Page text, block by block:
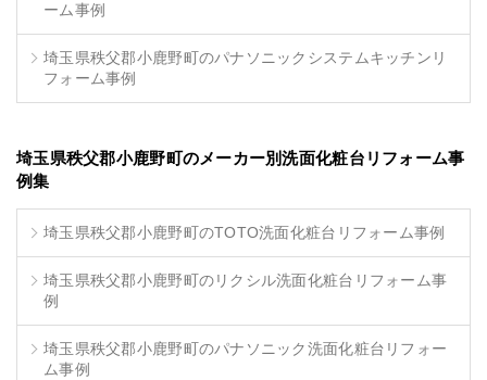
ーム事例
埼玉県秩父郡小鹿野町のパナソニックシステムキッチンリ
フォーム事例
埼玉県秩父郡小鹿野町のメーカー別洗面化粧台リフォーム事
例集
埼玉県秩父郡小鹿野町のTOTO洗面化粧台リフォーム事例
埼玉県秩父郡小鹿野町のリクシル洗面化粧台リフォーム事
例
埼玉県秩父郡小鹿野町のパナソニック洗面化粧台リフォー
ム事例